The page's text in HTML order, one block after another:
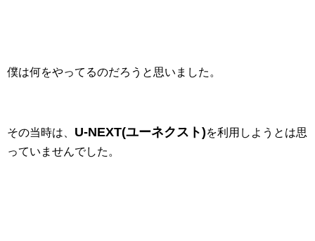
僕は何をやってるのだろうと思いました。
その当時は、 U-NEXT(ユーネクスト)を利用しようとは思
っていませんでした。